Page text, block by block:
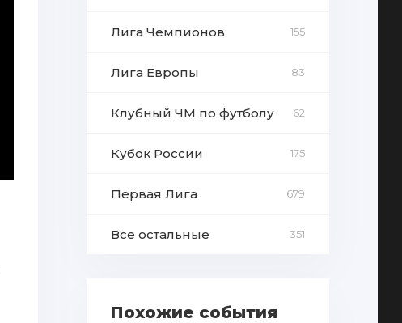
Лига Чемпионов 155
Лига Европы 83
Клубный ЧМ по футболу 62
Кубок России 175
Первая Лига 679
Все остальные 351
Похожие события